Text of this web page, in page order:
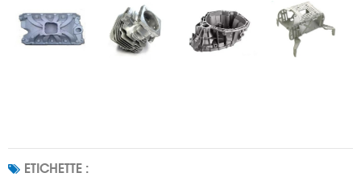
ETICHETTE :